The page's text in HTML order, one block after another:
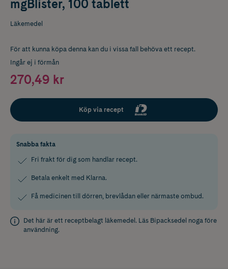
mgBlister, 100 tablett
Läkemedel
För att kunna köpa denna kan du i vissa fall behöva ett recept.
Ingår ej i förmån
270,49 kr
Köp via recept
Snabba fakta
Fri frakt för dig som handlar recept.
Betala enkelt med Klarna.
Få medicinen till dörren, brevlådan eller närmaste ombud.
Det här är ett receptbelagt läkemedel. Läs Bipacksedel noga före
användning.